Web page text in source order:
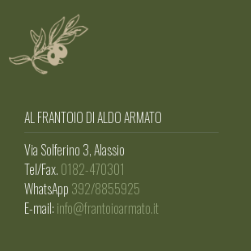
AL FRANTOIO DI ALDO ARMATO
Via Solferino 3, Alassio
Tel/Fax. 0182-470301
WhatsApp 392/8855925
E-mail: info@frantoioarmato.it